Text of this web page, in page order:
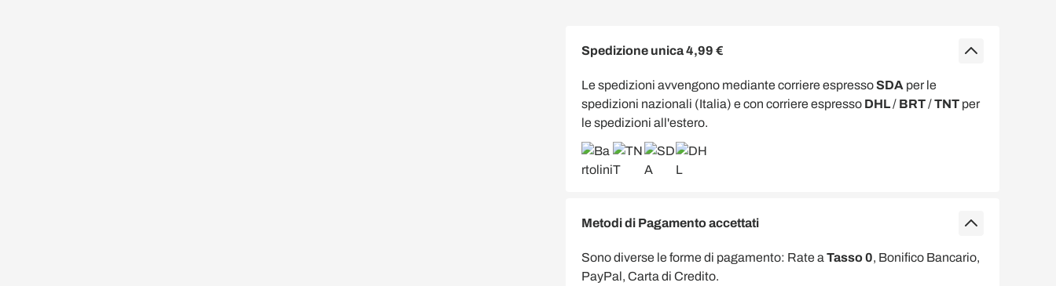
Spedizione unica 4,99 €
Le spedizioni avvengono mediante corriere espressoSDA per le
spedizioni nazionali (Italia) e con corriere espresso DHL/ BRT/TNT per
le spedizioni all'estero.
Metodi di Pagamento accettati
Sono diverse le forme di pagamento: Rate a Tasso 0, Bonifico Bancario,
PayPal, Carta di Credito.